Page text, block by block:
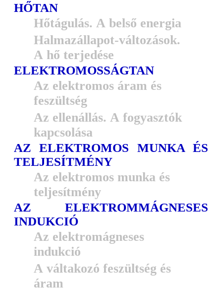
HŐTAN
Hőtágulás. A belső energia
Halmazállapot-változások.
A hő terjedése
ELEKTROMOSSÁGTAN
Az elektromos áram és
feszültség
Az ellenállás. A fogyasztók
kapcsolása
AZ ELEKTROMOS MUNKA ÉS
TELJESÍTMÉNY
Az elektromos munka és
teljesítmény
AZ ELEKTROMMÁGNESES
INDUKCIÓ
Az elektromágneses
indukció
A váltakozó feszültség és
áram